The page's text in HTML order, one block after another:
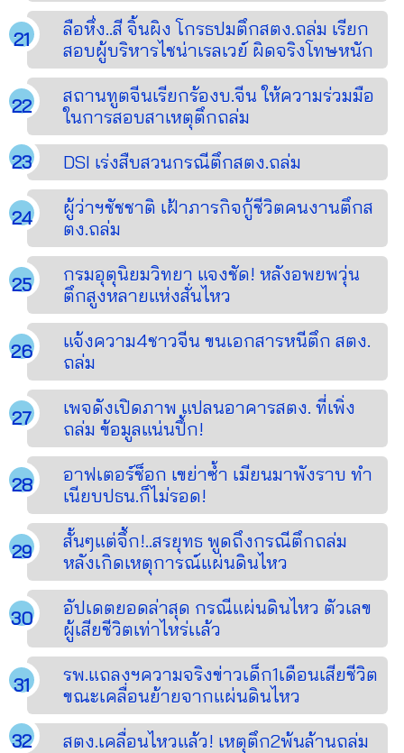
ลือหึ่ง..สี จิ้นผิง โกรธปมตึกสตง.ถล่ม เรียก
สอบผู้บริหารไชน่าเรลเวย์ ผิดจริงโทษหนัก
สถานทูตจีนเรียกร้องบ.จีน ให้ความร่วมมือ
ในการสอบสาเหตุตึกถล่ม
DSI เร่งสืบสวนกรณีตึกสตง.ถล่ม
ผู้ว่าฯชัชชาติ เฝ้าภารกิจกู้ชีวิตคนงานตึกส
ตง.ถล่ม
กรมอุตุนิยมวิทยา แจงชัด! หลังอพยพวุ่น
ตึกสูงหลายแห่งสั่นไหว
แจ้งความ4ชาวจีน ขนเอกสารหนีตึก สตง.
ถล่ม
เพจดังเปิดภาพ แปลนอาคารสตง. ที่เพิ่ง
ถล่ม ข้อมูลแน่นปึ้ก!
อาฟเตอร์ช็อก เขย่าซ้ำ เมียนมาพังราบ ทำ
เนียบปธน.ก็ไม่รอด!
สั้นๆแต่จึ้ก!..สรยุทธ พูดถึงกรณีตึกถล่ม
หลังเกิดเหตุการณ์แผ่นดินไหว
อัปเดตยอดล่าสุด กรณีแผ่นดินไหว ตัวเลข
ผู้เสียชีวิตเท่าไหร่เเล้ว
รพ.แถลงฯความจริงข่าวเด็ก1เดือนเสียชีวิต
ขณะเคลื่อนย้ายจากแผ่นดินไหว
สตง.เคลื่อนไหวแล้ว! เหตุตึก2พ้นล้านถล่ม